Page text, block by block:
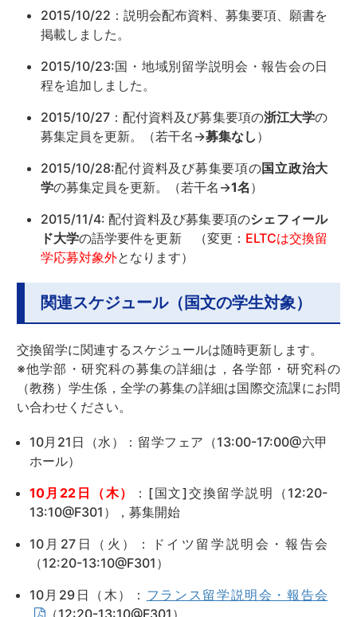
2015/10/22：説明会配布資料、募集要項、願書を
掲載しました。
2015/10/23:国・地域別留学説明会・報告会の日
程を追加しました。
2015/10/27：配付資料及び募集要項の浙江大学の
募集定員を更新。（若干名→募集なし ）
2015/10/28:配付資料及び募集要項の国立政治大
学の募集定員を更新。（若干名→1名 ）
2015/11/4: 配付資料及び募集要項のシェフィール
ド大学の語学要件を更新 （変更： ELTCは交換留
学応募対象外となります）
関連スケジュール（国文の学生対象）
交換留学に関連するスケジュールは随時更新します。
※他学部・研究科の募集の詳細は，各学部・研究科の
（教務）学生係，全学の募集の詳細は国際交流課にお問
い合わせください。
10月21日（水）：留学フェア（13:00-17:00@六甲
ホール）
10月22日（木）
：[国文]交換留学説明（12:20-
13:10@F301），募集開始
10月27日（火）：ドイツ留学説明会・報告会
（12:20-13:10@F301）
10月29日（木）： フランス留学説明会・報告会
（12:20-13:10@F301）